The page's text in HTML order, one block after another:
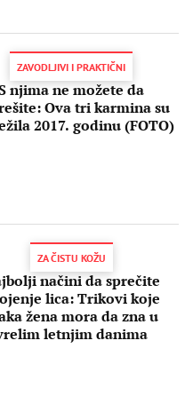
ZAVODLJIVI I PRAKTIČNI
njima ne možete da
Ova tri karmina su
2017. godinu (FOTO)
ZA ČISTU KOŽU
načini da sprečite
lica: Trikovi koje
žena mora da zna u
letnjim danima